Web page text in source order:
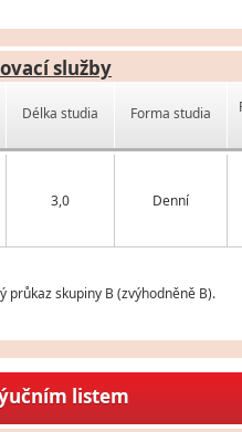
služby
Délka studia Forma studia
3,0 Denní
průkaz skupiny B (zvýhodněně B).
listem